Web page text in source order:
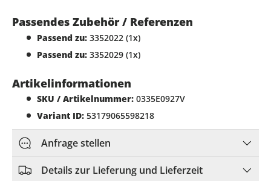
Passendes Zubehör / Referenzen
Passend zu: 3352022 (1x)
Passend zu: 3352029 (1x)
Artikelinformationen
SKU / Artikelnummer: 0335E0927V
Variant ID: 53179065598218
Anfrage stellen
Details zur Lieferung und Lieferzeit